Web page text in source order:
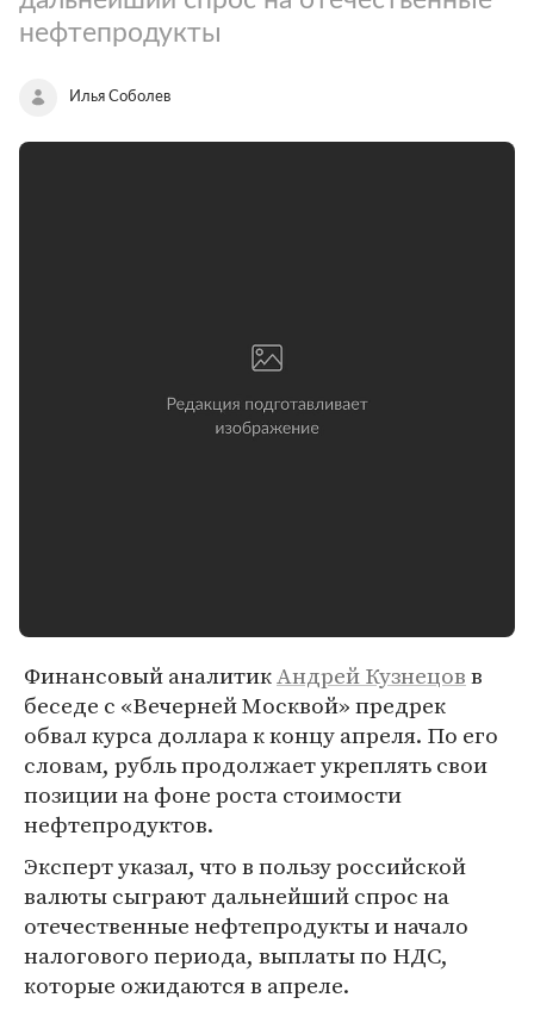
нефтепродукты
Илья Соболев
Финансовый аналитикАндрей Кузнецовв
беседе с «Вечерней Москвой» предрек
обвал курса доллара к концу апреля. По его
словам, рубль продолжает укреплять свои
позиции на фоне роста стоимости
нефтепродуктов.
Эксперт указал, что в пользу российской
валюты сыграют дальнейший спрос на
отечественные нефтепродукты и начало
налогового периода, выплаты по НДС,
которые ожидаются в апреле.